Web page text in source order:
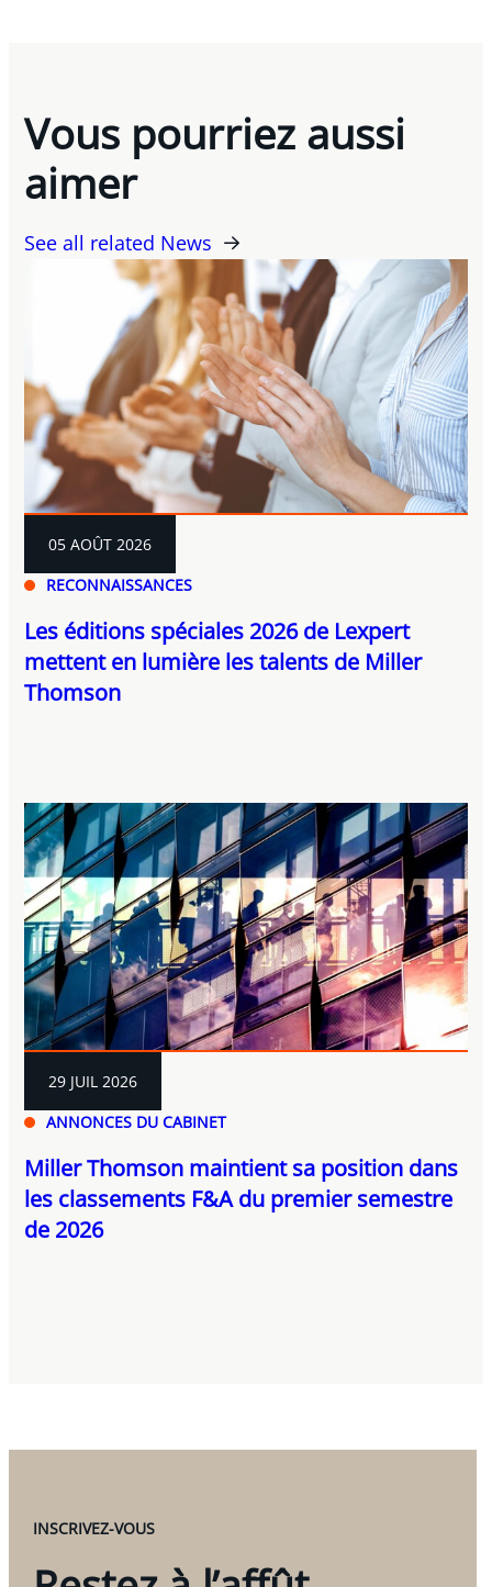
Vous pourriez aussi
aimer
See all related News
RECONNAISSANCES
05 AOÛT 2026
Les éditions spéciales 2026 de Lexpert
mettent en lumière les talents de Miller
Thomson
ANNONCES DU CABINET
29 JUIL 2026
Miller Thomson maintient sa position dans
les classements F&A du premier semestre
de 2026
INSCRIVEZ-VOUS